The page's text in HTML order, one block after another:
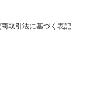
取引法に基づく表記